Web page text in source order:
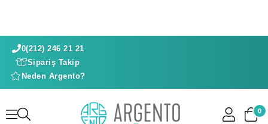
0(212) 246 21 21
Sipariş Takip
Neden Argento?
0